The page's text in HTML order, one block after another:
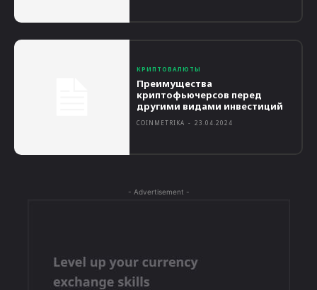
КРИПТОВАЛЮТЫ
Преимущества
криптофьючерсов перед
другими видами инвестиций
COINMETRIKA - 23.04.2024
- Advertisement -